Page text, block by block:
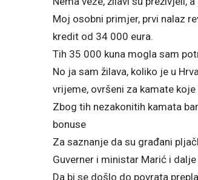
Moj osobni primjer, prvi nalaz
kredit od 34 000 eura.
Tih 35 000 kuna mogla sam
No ja sam žilava, koliko je u
vrijeme, ovršeni za kamate
Zbog tih nezakonitih kamata
bonuse
Za saznanje da su građani
Guverner i ministar Marić i
Da bi se došlo do povrata